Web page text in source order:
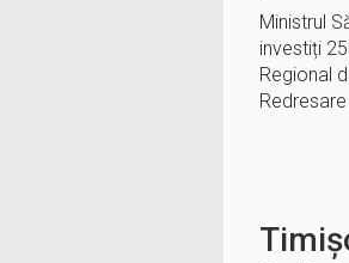
Ministrul
investiți
Regional